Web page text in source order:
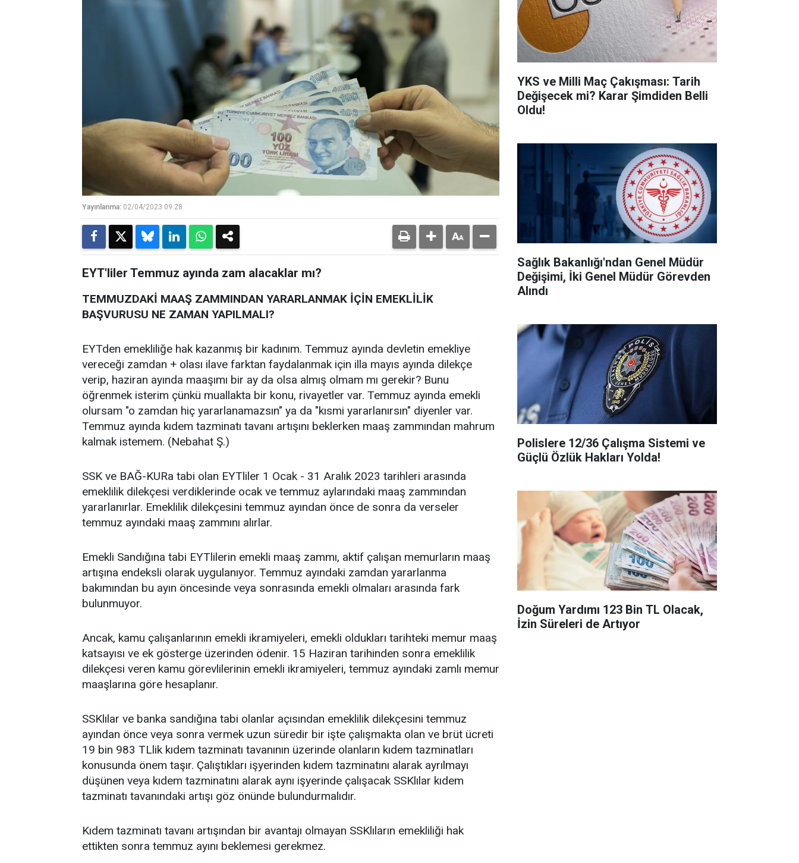
Yayınlanma: 02/04/2023 09:28
EYT'liler Temmuz ayında zam alacaklar mı?
TEMMUZDAKİ MAAŞ ZAMMINDAN YARARLANMAK İÇİN EMEKLİLİK
BAŞVURUSU NE ZAMAN YAPILMALI?
EYTden emekliliğe hak kazanmış bir kadınım. Temmuz ayında devletin emekliye
vereceği zamdan + olası ilave farktan faydalanmak için illa mayıs ayında dilekçe
verip, haziran ayında maaşımı bir ay da olsa almış olmam mı gerekir? Bunu
öğrenmek isterim çünkü muallakta bir konu, rivayetler var. Temmuz ayında emekli
olursam "o zamdan hiç yararlanamazsın" ya da "kısmi yararlanırsın" diyenler var.
Temmuz ayında kıdem tazminatı tavanı artışını beklerken maaş zammından mahrum
kalmak istemem. (Nebahat Ş.)
SSK ve BAĞ-KURa tabi olan EYTliler 1 Ocak - 31 Aralık 2023 tarihleri arasında
emeklilik dilekçesi verdiklerinde ocak ve temmuz aylarındaki maaş zammından
yararlanırlar. Emeklilik dilekçesini temmuz ayından önce de sonra da verseler
temmuz ayındaki maaş zammını alırlar.
Emekli Sandığına tabi EYTlilerin emekli maaş zammı, aktif çalışan memurların maaş
artışına endeksli olarak uygulanıyor. Temmuz ayındaki zamdan yararlanma
bakımından bu ayın öncesinde veya sonrasında emekli olmaları arasında fark
bulunmuyor.
Ancak, kamu çalışanlarının emekli ikramiyeleri, emekli oldukları tarihteki memur maaş
katsayısı ve ek gösterge üzerinden ödenir. 15 Haziran tarihinden sonra emeklilik
dilekçesi veren kamu görevlilerinin emekli ikramiyeleri, temmuz ayındaki zamlı memur
maaşlarına göre hesaplanır.
SSKlılar ve banka sandığına tabi olanlar açısından emeklilik dilekçesini temmuz
ayından önce veya sonra vermek uzun süredir bir işte çalışmakta olan ve brüt ücreti
19 bin 983 TLlik kıdem tazminatı tavanının üzerinde olanların kıdem tazminatları
konusunda önem taşır. Çalıştıkları işyerinden kıdem tazminatını alarak ayrılmayı
düşünen veya kıdem tazminatını alarak aynı işyerinde çalışacak SSKlılar kıdem
tazminatı tavanındaki artışı göz önünde bulundurmalıdır.
Kıdem tazminatı tavanı artışından bir avantajı olmayan SSKlıların emekliliği hak
ettikten sonra temmuz ayını beklemesi gerekmez.
YKS ve Milli Maç Çakışması: Tarih
Değişecek mi? Karar Şimdiden Belli
Oldu!
Sağlık Bakanlığı'ndan Genel Müdür
Değişimi, İki Genel Müdür Görevden
Alındı
Polislere 12/36 Çalışma Sistemi ve
Güçlü Özlük Hakları Yolda!
Doğum Yardımı 123 Bin TL Olacak,
İzin Süreleri de Artıyor